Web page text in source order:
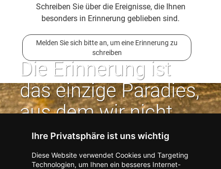
Ihre Privatsphäre ist uns wichtig
Diese Website verwendet Cookies und Targeting
Technologien, um Ihnen ein besseres Internet-
Schreiben Sie über die Ereignisse, die Ihnen
besonders in Erinnerung geblieben sind.
Melden Sie sich bitte an, um eine Erinnerung zu
schreiben
Die Erinnerung ist
das einzige Paradies,
aus dem wir nicht
vertrieben werden
können. | Jean Paul